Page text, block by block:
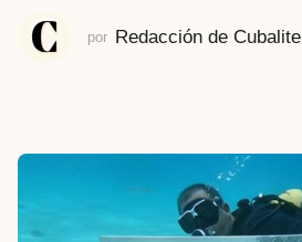
ñ
t
s
por Redacción de Cubalite